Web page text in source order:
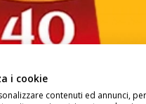
i cookie
contenuti ed annunci,